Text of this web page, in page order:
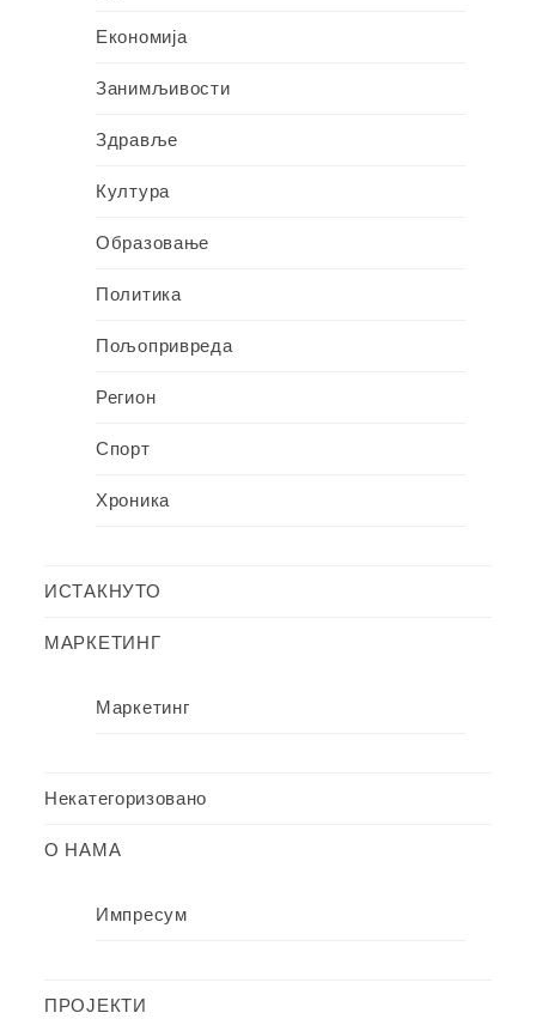
Економија
Занимљивости
Здравље
Култура
Образовање
Политика
Пољопривреда
Регион
Спорт
Хроника
ИСТАКНУТО
МАРКЕТИНГ
Маркетинг
Некатегоризовано
О НАМА
Импресум
ПРОЈЕКТИ